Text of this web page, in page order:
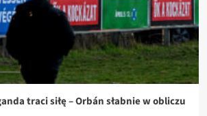
traci siłę – Orbán słabnie w obliczu